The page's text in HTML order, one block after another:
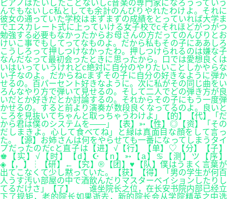
ピアノはたいしたことないしc音楽の専門家になろうっていう
んでもないしc私としても余計のんびりやれたわけよ。それに
彼女の通っていた学校はまずまずの成績をとっていれば大学ま
でエスカレート式に上っていける女子校でcそれほどがつがつ
勉強する必要もなかったからお母さんの方だってのんびりとお
けいこ事でもしてってなものよ。だから私もその子にああしろ
こうしろって押しつけなかったわ。押しつけられるのは嫌な子
なんだなって最初会ったときに思ったから。口では愛想良くは
いはいっていうけれどc絶対に自分のやりたいことしかやらな
い子なのよ。だからねcまずその子に自分の好きなように弾か
せるの。百パーセント好きなように。次に私がその同じ曲をい
ろんなやり方で弾いて見せるの。そして二人でどの弾き方が良
いだとか好きだとか討論するの。それからその子にもう一度弾
かせるの。すると前より演奏が数段良くなってるのよ。良いと
ころを見抜いてちゃんと取っちゃうわけよ」【的】【代】「だ
から君は僕のシステムを――」【表】➳【性】◎【资】「その
だしまきよ。心して食べてね」と緑は真面目な顔をして言っ
た。【源】お姉さんは何をやらせても一番になってしまうタイ
プだったのだcと直子は【进】√【行】【单】♡【分】【子】
♚【实】√【时】【d】☪【n】➳【a】♋【测】ツ【序】
◈【，】┆【研】←【究】®【团】♥【队】僕はうまく言葉が
出てこなくて少し黙っていた。【获】【得】「男の学生が何百
人うす汚い部屋の中で酒飲んだりマスターベイションしたりし
てるだけさ」【了】 谁坐院长之位，在长安书院内部已经立
下了规矩，老的院长如果逝去，新的院长会从学院精英之中选